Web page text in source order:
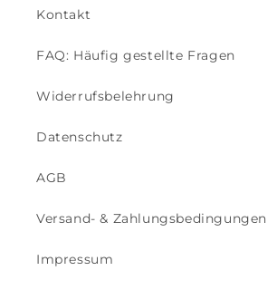
Kontakt
FAQ: Häufig gestellte Fragen
Widerrufsbelehrung
Datenschutz
AGB
Versand- & Zahlungsbedingungen
Impressum